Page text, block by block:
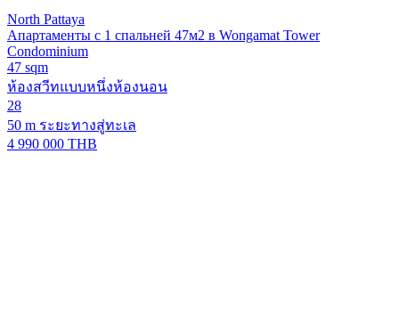
North Pattaya
Апартаменты с 1 спальней 47м2 в Wongamat Tower
Condominium
47 sqm
ห้องสวีทแบบหนึ่งห้องนอน
28
50 m ระยะทางสู่ทะเล
4 990 000 THB